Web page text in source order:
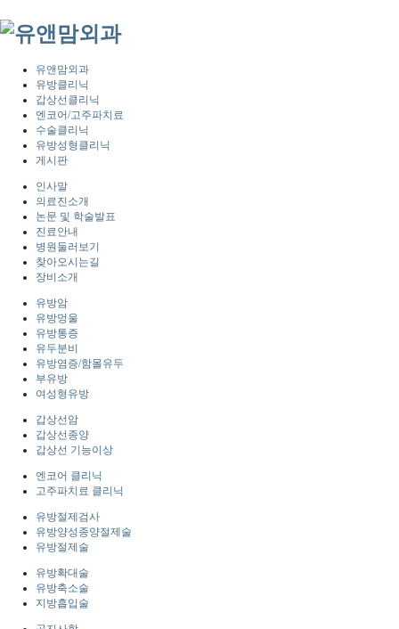
유앤맘외과
유방클리닉
갑상선클리닉
엔코어/고주파치료
수술클리닉
유방성형클리닉
게시판
인사말
의료진소개
논문 및 학술발표
진료안내
병원둘러보기
찾아오시는길
장비소개
유방암
유방멍울
유방통증
유두분비
유방염증/함몰유두
부유방
여성형유방
갑상선암
갑상선종양
갑상선 기능이상
엔코어 클리닉
고주파치료 클리닉
유방절제검사
유방양성종양절제술
유방절제술
유방확대술
유방축소술
지방흡입술